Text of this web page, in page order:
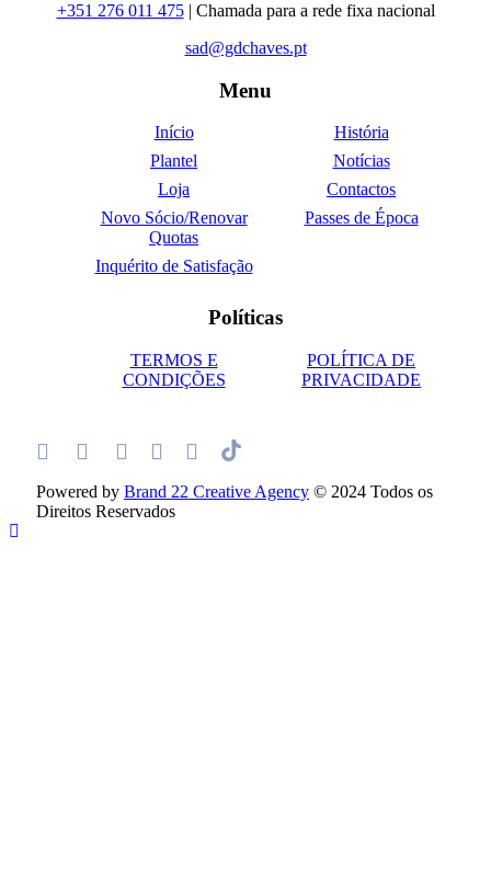
+351 276 011 475| Chamada para a rede fixa nacional
sad@gdchaves.pt
Menu
Início
História
Plantel
Notícias
Loja
Contactos
Novo Sócio/Renovar
Quotas
Passes de Época
Inquérito de Satisfação
Políticas
TERMOS E
CONDIÇÕES
POLÍTICA DE
PRIVACIDADE
Powered by Brand 22 Creative Agency © 2024 Todos os
Direitos Reservados